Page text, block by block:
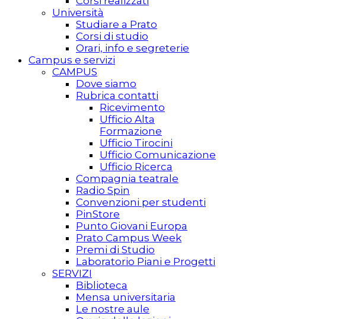
Università
Studiare a Prato
Corsi di studio
Orari, info e segreterie
Campus e servizi
CAMPUS
Dove siamo
Rubrica contatti
Ricevimento
Ufficio Alta
Formazione
Ufficio Tirocini
Ufficio Comunicazione
Ufficio Ricerca
Compagnia teatrale
Radio Spin
Convenzioni per studenti
PinStore
Punto Giovani Europa
Prato Campus Week
Premi di Studio
Laboratorio Piani e Progetti
SERVIZI
Biblioteca
Mensa universitaria
Le nostre aule